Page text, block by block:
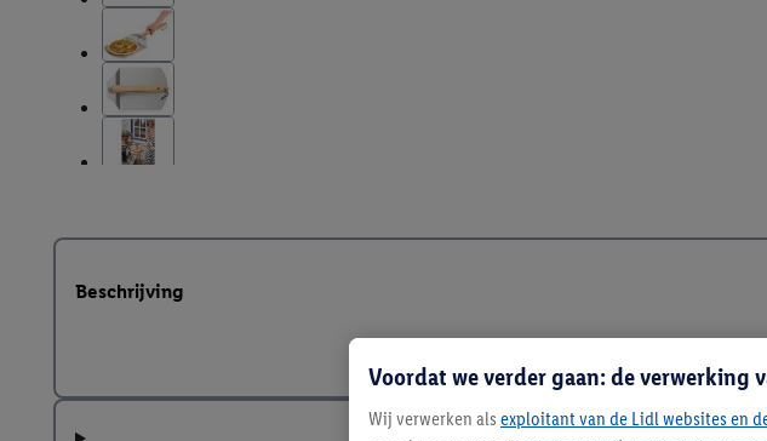
Beschrijving
Voordat we verder gaan: de verwerking
Wij verwerken als exploitant van de Lidl websites en